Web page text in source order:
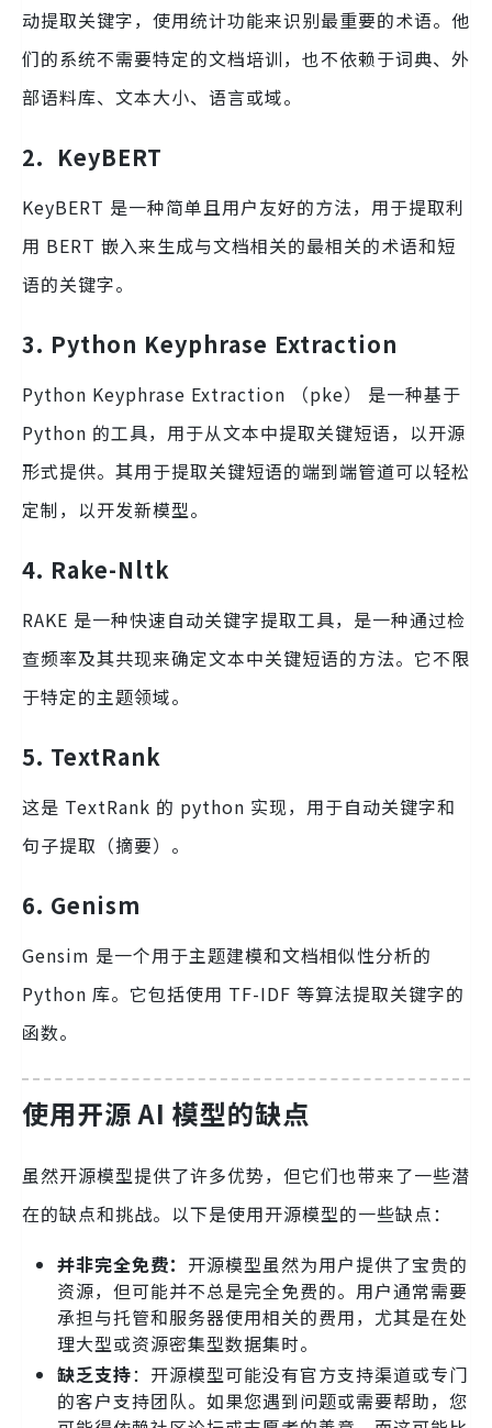
动提取关键字，使用统计功能来识别最重要的术语。他
们的系统不需要特定的文档培训，也不依赖于词典、外
部语料库、文本大小、语言或域。
2. KeyBERT
KeyBERT 是一种简单且用户友好的方法，用于提取利
用 BERT 嵌入来生成与文档相关的最相关的术语和短
语的关键字。
3. Python Keyphrase Extraction
Python Keyphrase Extraction （pke） 是一种基于
Python 的工具，用于从文本中提取关键短语，以开源
形式提供。其用于提取关键短语的端到端管道可以轻松
定制，以开发新模型。
4. Rake-Nltk
RAKE 是一种快速自动关键字提取工具，是一种通过检
查频率及其共现来确定文本中关键短语的方法。它不限
于特定的主题领域。
5. TextRank
这是 TextRank 的 python 实现，用于自动关键字和
句子提取（摘要）。
6. Genism
Gensim 是一个用于主题建模和文档相似性分析的
Python 库。它包括使用 TF-IDF 等算法提取关键字的
函数。
使用开源 AI 模型的缺点
虽然开源模型提供了许多优势，但它们也带来了一些潜
在的缺点和挑战。以下是使用开源模型的一些缺点：
并非完全免费： 开源模型虽然为用户提供了宝贵的
资源，但可能并不总是完全免费的。用户通常需要
承担与托管和服务器使用相关的费用，尤其是在处
理大型或资源密集型数据集时。
缺乏支持：开源模型可能没有官方支持渠道或专门
的客户支持团队。如果您遇到问题或需要帮助，您